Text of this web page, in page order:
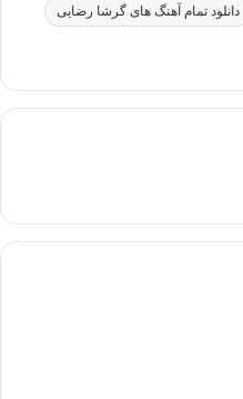
دانلود تمام آهنگ های گرشا رضایی